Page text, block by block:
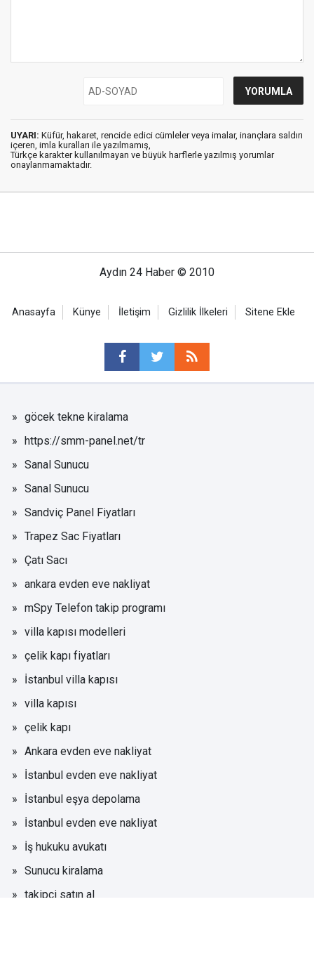
UYARI: Küfür, hakaret, rencide edici cümleler veya imalar, inançlara saldırı
içeren, imla kuralları ile yazılmamış,
Türkçe karakter kullanılmayan ve büyük harflerle yazılmış yorumlar
onaylanmamaktadır.
Aydın 24 Haber © 2010
Anasayfa Künye İletişim Gizlilik İlkeleri Sitene Ekle
göcek tekne kiralama
https://smm-panel.net/tr
Sanal Sunucu
Sanal Sunucu
Sandviç Panel Fiyatları
Trapez Sac Fiyatları
Çatı Sacı
ankara evden eve nakliyat
mSpy Telefon takip programı
villa kapısı modelleri
çelik kapı fiyatları
İstanbul villa kapısı
villa kapısı
çelik kapı
Ankara evden eve nakliyat
İstanbul evden eve nakliyat
İstanbul eşya depolama
İstanbul evden eve nakliyat
İş hukuku avukatı
Sunucu kiralama
takipci satın al